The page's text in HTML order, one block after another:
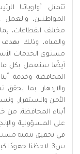
تتمثل أولوياتنا
المواطنين،
مختلف القطاعات،
والمياه، وذلك
مستوى الخدمات
أيضًا سنعمل بكل
المحافظة وخدمة
والازدهار، بما يحقق
الأمن والاستقرار.
أبناء المحافظة، من
على المسؤولية
في تحقيق تنمية
س3: لاحظنا جهودًا